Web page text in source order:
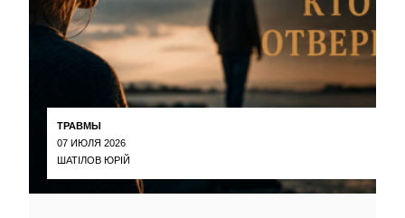
ТРАВМЫ
07 ИЮЛЯ 2026
ШАТІЛОВ ЮРІЙ